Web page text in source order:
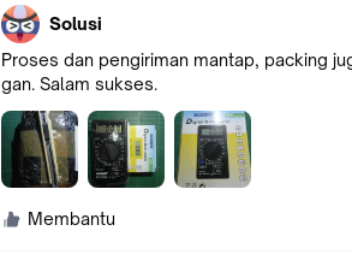
Solusi
Proses dan pengiriman mantap, packing
gan. Salam sukses.
Membantu